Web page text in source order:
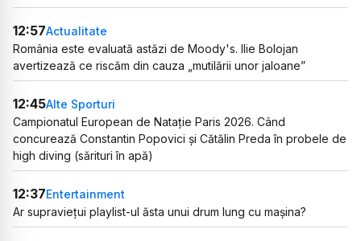
12:57Actualitate
România este evaluată astăzi de Moody's. Ilie Bolojan
avertizează ce riscăm din cauza „mutilării unor jaloane”
12:45Alte Sporturi
Campionatul European de Natație Paris 2026. Când
concurează Constantin Popovici și Cătălin Preda în probele de
high diving (sărituri în apă)
12:37Entertainment
Ar supraviețui playlist-ul ăsta unui drum lung cu mașina?